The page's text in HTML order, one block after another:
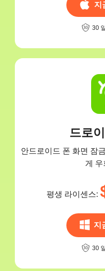
지
30
드로
안드로이드 폰 화면 잠
게 우
평생 라이센스:
지
30